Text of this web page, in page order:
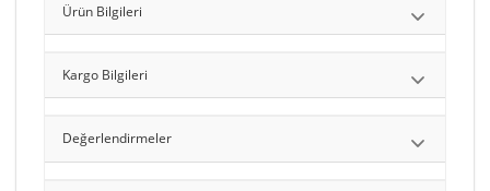
Ürün Bilgileri
Kargo Bilgileri
Değerlendirmeler